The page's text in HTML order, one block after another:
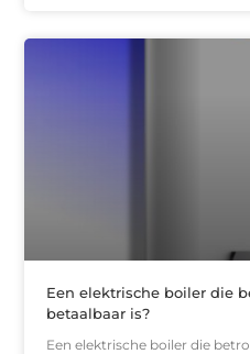
Een elektrische boiler die
betaalbaar is?
Een elektrische boiler die